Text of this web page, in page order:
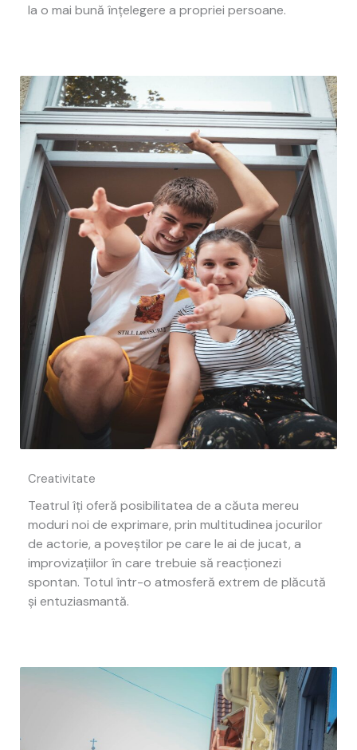
la o mai bună înțelegere a propriei persoane.
Creativitate
Teatrul îți oferă posibilitatea de a căuta mereu
moduri noi de exprimare, prin multitudinea jocurilor
de actorie, a poveștilor pe care le ai de jucat, a
improvizațiilor în care trebuie să reacționezi
spontan. Totul într-o atmosferă extrem de plăcută
și entuziasmantă.